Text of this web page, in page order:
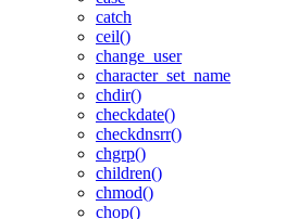
catch
ceil()
change_user
character_set_name
chdir()
checkdate()
checkdnsrr()
chgrp()
children()
chmod()
chop()